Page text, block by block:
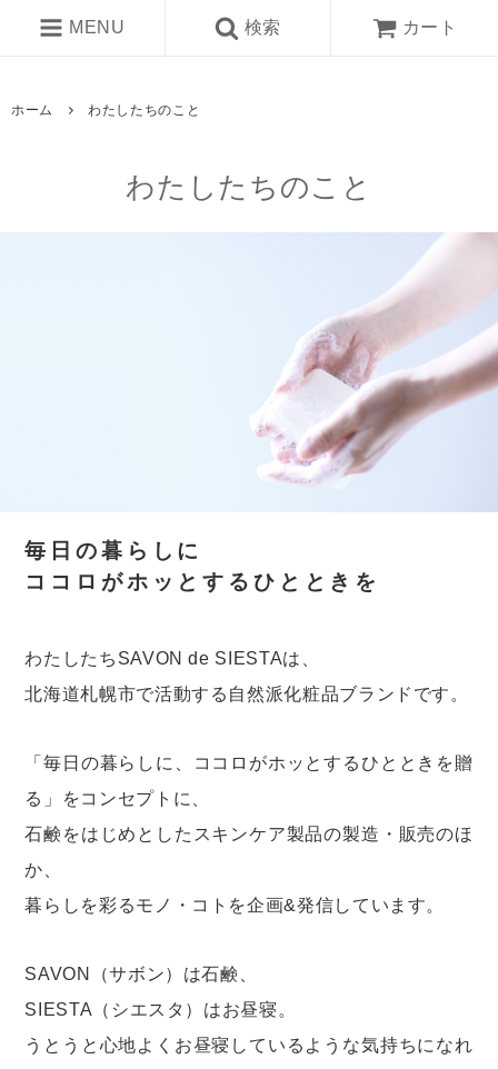
MENU 検索 カート
ホーム わたしたちのこと
わたしたちのこと
毎日の暮らしに
ココロがホッとするひとときを
わたしたちSAVON de SIESTAは、
北海道札幌市で活動する自然派化粧品ブランドです。
「毎日の暮らしに、ココロがホッとするひとときを贈
る」をコンセプトに、
石鹸をはじめとしたスキンケア製品の製造・販売のほ
か、
暮らしを彩るモノ・コトを企画&発信しています。
SAVON（サボン）は石鹸、
SIESTA（シエスタ）はお昼寝。
うとうと心地よくお昼寝しているような気持ちになれ